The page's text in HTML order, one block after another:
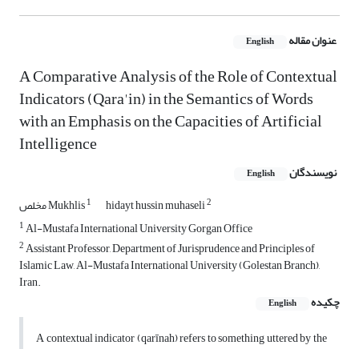
عنوان مقاله English
A Comparative Analysis of the Role of Contextual
Indicators (Qara'in) in the Semantics of Words
with an Emphasis on the Capacities of Artificial
Intelligence
نویسندگان English
مخلص Mukhlis1 hidayt hussin muhaseli2
1Al-Mustafa International University Gorgan Office
2Assistant Professor, Department of Jurisprudence and Principles of
Islamic Law, Al-Mustafa International University (Golestan Branch),
Iran.
چکیده
English
A contextual indicator (qarīnah) refers to something uttered by the